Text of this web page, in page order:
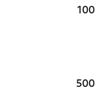
100
500